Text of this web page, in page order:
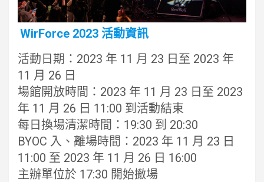
WirForce 2023 活動資訊
活動日期：2023 年 11 月 23 日至 2023 年
11 月 26 日
場館開放時間：2023 年 11 月 23 日至 2023
年 11 月 26 日 11:00 到活動結束
每日換場清潔時間：19:30 到 20:30
BYOC 入、離場時間：2023 年 11 月 23 日
11:00 至 2023 年 11 月 26 日 16:00
主辦單位於 17:30 開始撤場